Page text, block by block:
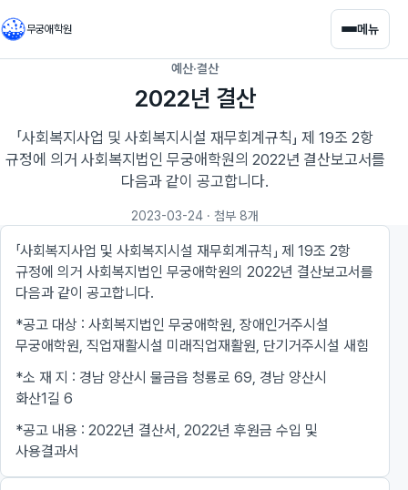
무궁애학원 메뉴
예산·결산
2022년 결산
「사회복지사업 및 사회복지시설 재무회계규칙」 제 19조 2항
규정에 의거 사회복지법인 무궁애학원의 2022년 결산보고서를
다음과 같이 공고합니다.
2023-03-24 · 첨부 8개
「사회복지사업 및 사회복지시설 재무회계규칙」 제 19조 2항
규정에 의거 사회복지법인 무궁애학원의 2022년 결산보고서를
다음과 같이 공고합니다.
*공고 대상 : 사회복지법인 무궁애학원, 장애인거주시설
무궁애학원, 직업재활시설 미래직업재활원, 단기거주시설 새힘
*소 재 지 : 경남 양산시 물금읍 청룡로 69, 경남 양산시
화산1길 6
*공고 내용 : 2022년 결산서, 2022년 후원금 수입 및
사용결과서